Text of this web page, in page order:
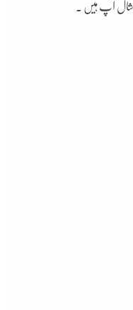
مثال آپ ہیں ۔